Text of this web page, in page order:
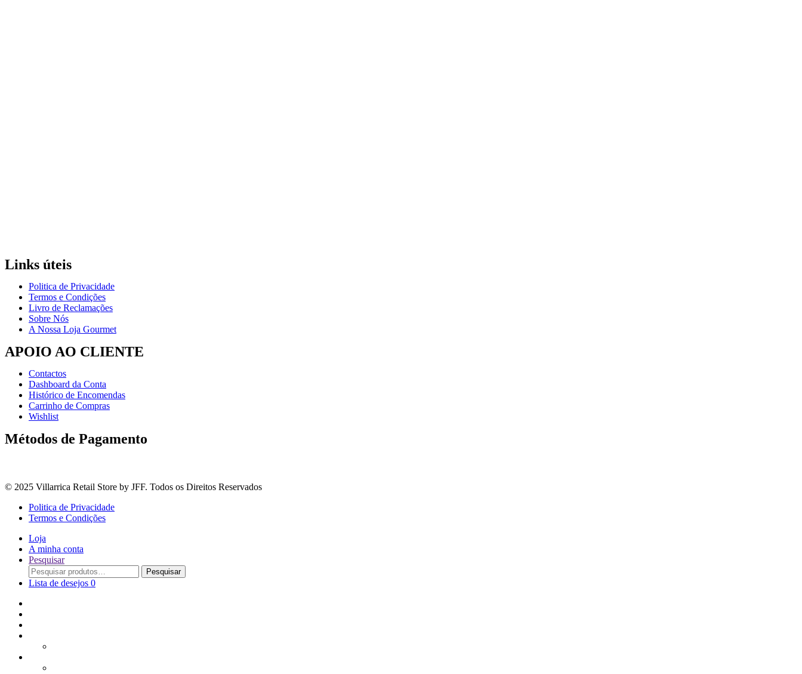
Links úteis
Politica de Privacidade
Termos e Condições
Livro de Reclamações
Sobre Nós
A Nossa Loja Gourmet
APOIO AO CLIENTE
Contactos
Dashboard da Conta
Histórico de Encomendas
Carrinho de Compras
Wishlist
Métodos de Pagamento
© 2025 Villarrica Retail Store by JFF. Todos os Direitos Reservados
Politica de Privacidade
Termos e Condições
Loja
A minha conta
Pesquisar
Procurar
por:
Pesquisar
Lista de desejos 0